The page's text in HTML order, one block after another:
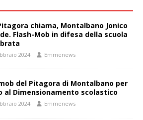
chiama, Montalbano Jonico
Flash-Mob in difesa della scuola
2024 Emmenews
del Pitagora di Montalbano per
al Dimensionamento scolastico
2024 Emmenews